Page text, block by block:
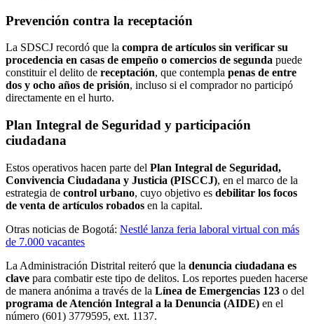
Prevención contra la receptación
La SDSCJ recordó que la compra de artículos sin verificar su
procedencia en casas de empeño o comercios de segunda puede
constituir el delito de receptación, que contempla penas de entre
dos y ocho años de prisión, incluso si el comprador no participó
directamente en el hurto.
Plan Integral de Seguridad y participación
ciudadana
Estos operativos hacen parte del Plan Integral de Seguridad,
Convivencia Ciudadana y Justicia (PISCCJ), en el marco de la
estrategia de control urbano, cuyo objetivo es debilitar los focos
de venta de artículos robados en la capital.
Otras noticias de Bogotá: Nestlé lanza feria laboral virtual con más
de 7.000 vacantes
La Administración Distrital reiteró que la denuncia ciudadana es
clave para combatir este tipo de delitos. Los reportes pueden hacerse
de manera anónima a través de la Línea de Emergencias 123 o del
programa de Atención Integral a la Denuncia (AIDE) en el
número (601) 3779595, ext. 1137.